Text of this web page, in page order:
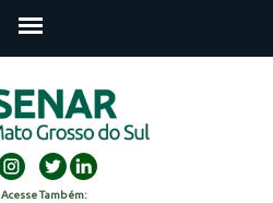
Acesse Também: